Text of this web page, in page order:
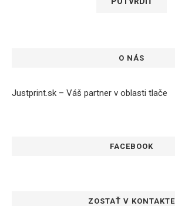
O NÁS
Justprint.sk – Váš partner v oblasti tlače
FACEBOOK
ZOSTAŤ V KONTAKTE